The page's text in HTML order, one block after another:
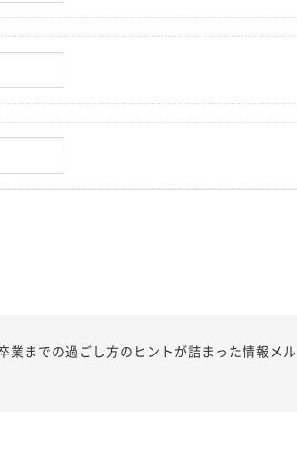
業までの過ごし方のヒントが詰まった情報メル